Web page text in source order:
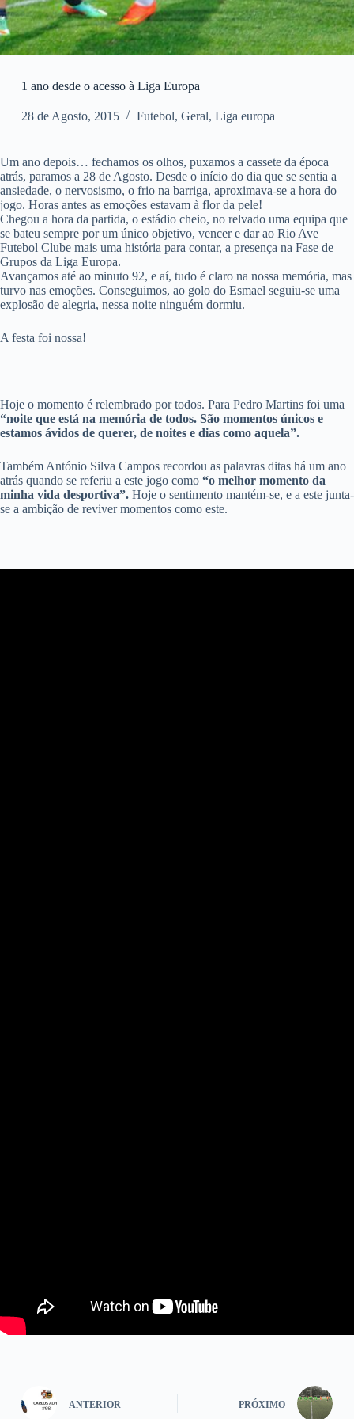
1 ano desde o acesso à Liga Europa
28 de Agosto, 2015 Futebol, Geral, Liga europa
Um ano depois… fechamos os olhos, puxamos a cassete da época
atrás, paramos a 28 de Agosto. Desde o início do dia que se sentia a
ansiedade, o nervosismo, o frio na barriga, aproximava-se a hora do
jogo. Horas antes as emoções estavam à flor da pele!
Chegou a hora da partida, o estádio cheio, no relvado uma equipa que
se bateu sempre por um único objetivo, vencer e dar ao Rio Ave
Futebol Clube mais uma história para contar, a presença na Fase de
Grupos da Liga Europa.
Avançamos até ao minuto 92, e aí, tudo é claro na nossa memória, mas
turvo nas emoções. Conseguimos, ao golo do Esmael seguiu-se uma
explosão de alegria, nessa noite ninguém dormiu.
A festa foi nossa!
Hoje o momento é relembrado por todos. Para Pedro Martins foi uma
“noite que está na memória de todos. São momentos únicos e
estamos ávidos de querer, de noites e dias como aquela”.
Também António Silva Campos recordou as palavras ditas há um ano
atrás quando se referiu a este jogo como “o melhor momento da
minha vida desportiva”. Hoje o sentimento mantém-se, e a este junta-
se a ambição de reviver momentos como este.
ANTERIOR PRÓXIMO